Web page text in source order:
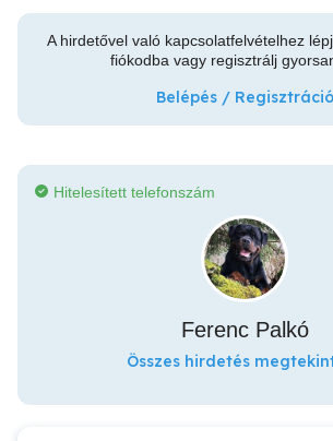
A hirdetővel való kapcsolatfelvételhez
fiókodba vagy regisztrálj
Belépés / Regisztráció
Hitelesített telefonszám
Ferenc Palkó
Összes hirdetés